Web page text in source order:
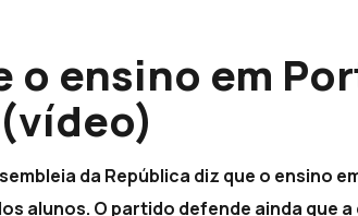
o ensino em
da República diz que o ensino
alunos. O partido defende ainda que